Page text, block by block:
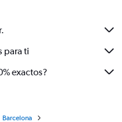
para ti
exactos?
Barcelona